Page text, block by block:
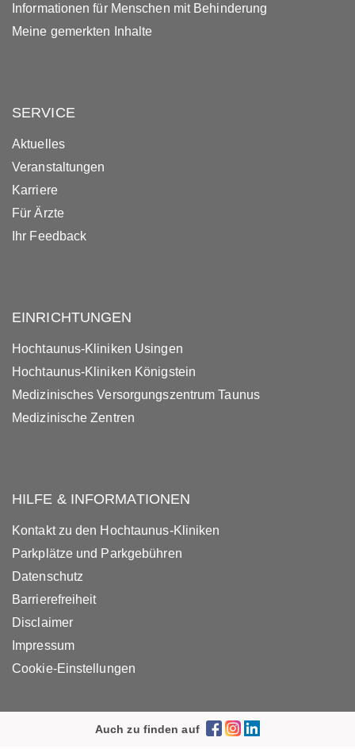
Informationen für Menschen mit Behinderung
Meine gemerkten Inhalte
SERVICE
Aktuelles
Veranstaltungen
Karriere
Für Ärzte
Ihr Feedback
EINRICHTUNGEN
Hochtaunus-Kliniken Usingen
Hochtaunus-Kliniken Königstein
Medizinisches Versorgungszentrum Taunus
Medizinische Zentren
HILFE & INFORMATIONEN
Kontakt zu den Hochtaunus-Kliniken
Parkplätze und Parkgebühren
Datenschutz
Barrierefreiheit
Disclaimer
Impressum
Cookie-Einstellungen
Auch zu finden auf